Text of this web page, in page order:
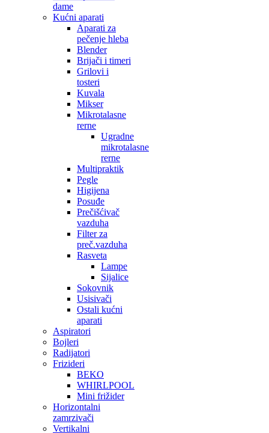
dame
Kućni aparati
Aparati za
pečenje hleba
Blender
Brijači i timeri
Grilovi i
tosteri
Kuvala
Mikser
Mikrotalasne
rerne
Ugradne
mikrotalasne
rerne
Multipraktik
Pegle
Higijena
Posuđe
Prečišćivač
vazduha
Filter za
preč.vazduha
Rasveta
Lampe
Sijalice
Sokovnik
Usisivači
Ostali kućni
aparati
Aspiratori
Bojleri
Radijatori
Frizideri
BEKO
WHIRLPOOL
Mini frižider
Horizontalni
zamrzivači
Vertikalni